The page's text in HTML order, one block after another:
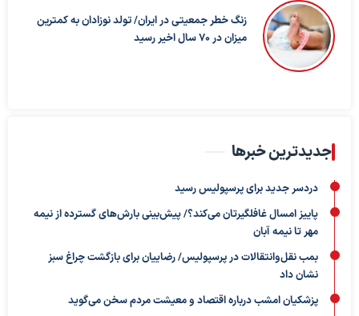
زنگ خطر جمعیتی در ایران/ تولد نوزادان به کمترین
میزان در ۷۰ سال اخیر رسید
جدیدترین خبرها
دردسر جدید برای پرسپولیس رسید
پاییز امسال غافلگیرتان می‌کند؟/ پیش‌بینی بارش‌های گسترده از نیمه
مهر تا نیمه آبان
بمب نقل‌وانتقالات در پرسپولیس/ رضاییان برای بازگشت چراغ سبز
نشان داد
پزشکیان امشب درباره اقتصاد و معیشت مردم سخن می‌گوید